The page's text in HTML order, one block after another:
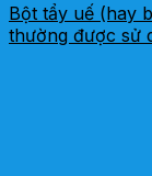
Bột tẩy uế (hay
thường được sử